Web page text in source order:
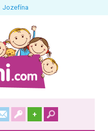
Jozefína
+